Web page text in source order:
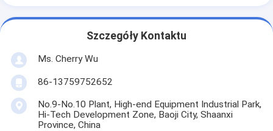
Szczegóły Kontaktu
Ms. Cherry Wu
86-13759752652
No.9-No.10 Plant, High-end Equipment Industrial Park,
Hi-Tech Development Zone, Baoji City, Shaanxi
Province, China